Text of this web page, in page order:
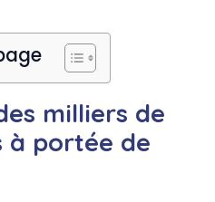
milliers de
à portée de